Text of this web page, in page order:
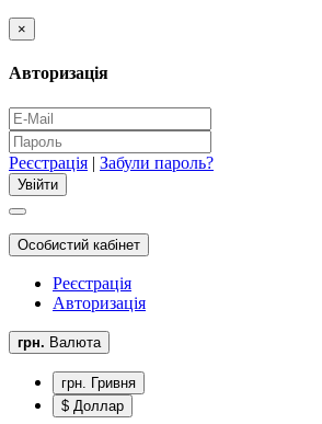
×
Авторизація
Реєстрація | Забули пароль?
Особистий кабінет
Реєстрація
Авторизація
грн. Валюта
грн. Гривня
$ Доллар